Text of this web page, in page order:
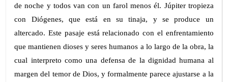
de noche y todos van con un farol menos él. Júpiter tropieza
con Diógenes, que está en su tinaja, y se produce un
altercado. Este pasaje está relacionado con el enfrentamiento
que mantienen dioses y seres humanos a lo largo de la obra, la
cual interpreto como una defensa de la dignidad humana al
margen del temor de Dios, y formalmente parece ajustarse a la